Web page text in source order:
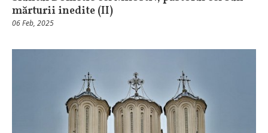
mărturii inedite (II)
06 Feb, 2025